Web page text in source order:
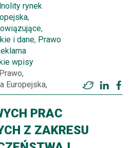
rynek
,
,
i dane, Prawo
wpisy
Europejska,
Twitter
PRAC
Z ZAKRESU